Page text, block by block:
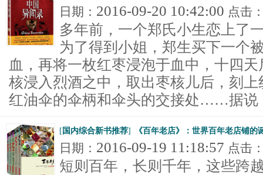
日期： 2016-09-20 10:42:00 点击
多年前，一个郑氏小生恋上了
为了得到小姐，郑生买下一个
血，再将一枚红枣浸泡于血中，十四
核浸入烈酒之中，取出枣核儿后，刻
红油伞的伞柄和伞头的交接处……据说
[ 国内综合新书推荐] 《百年老店》：世界百年老店铺的
日期： 2016-09-19 11:18:57 点击
短则百年，长则千年，这些跨